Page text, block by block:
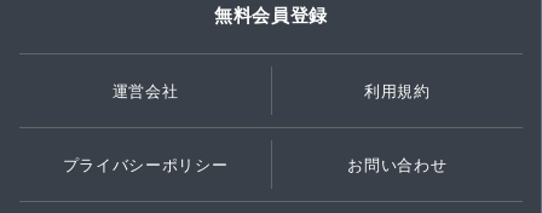
無料会員登録
運営会社 利用規約
プライバシーポリシー お問い合わせ